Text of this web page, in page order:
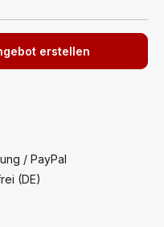
erstellen
/ PayPal
(DE)